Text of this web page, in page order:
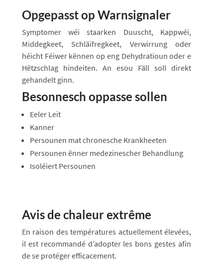
Opgepasst op Warnsignaler
Symptomer wéi staarken Duuscht, Kappwéi,
Middegkeet, Schläifregkeet, Verwirrung oder
héicht Féiwer kënnen op eng Dehydratioun oder e
Hëtzschlag hindeiten. An esou Fäll soll direkt
gehandelt ginn.
Besonnesch oppasse sollen
Eeler Leit
Kanner
Persounen mat chronesche Krankheeten
Persounen ënner medezinescher Behandlung
Isoléiert Persounen
Avis de chaleur extrême
En raison des températures actuellement élevées,
il est recommandé d’adopter les bons gestes afin
de se protéger efficacement.